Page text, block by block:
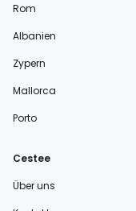
Rom
Albanien
Zypern
Mallorca
Porto
Cestee
Über uns